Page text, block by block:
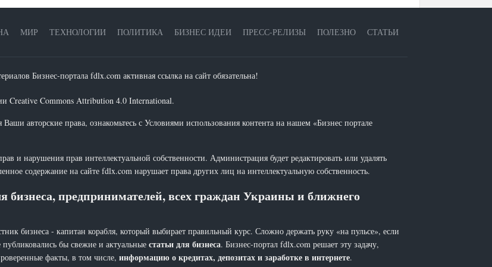
МИР ТЕХНОЛОГИИ ПОЛИТИКА БИЗНЕС ИДЕИ ПРЕСС-РЕЛИЗЫ ПОЛЕЗНО СТАТЬИ
Бизнес-портала fdlx.com активная ссылка на сайт обязательна!
Creative Commons Attribution 4.0 International.
авторские права, ознакомьтесь с Условиями использования контента на нашем «Бизнес портале
и нарушения прав интеллектуальной собственности. Администрация будет редактировать или удалять
содержание на сайте fdlx.com нарушает права других лиц на интеллектуальную собственность.
бизнеса, предпринимателей, всех граждан Украины и ближнего
бизнеса - капитан корабля, который выбирает правильный курс. Сложно держать руку «на пульсе», если
бы свежие и актуальные статьи для бизнеса. Бизнес-портал fdlx.com решает эту задачу,
факты, в том числе, информацию о кредитах, депозитах и заработке в интернете.